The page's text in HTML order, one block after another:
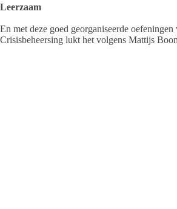
Leerzaam
En met deze goed georganiseerde
Crisisbeheersing lukt het volgens Mattijs